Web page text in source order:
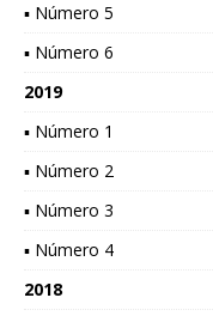
▪ Número 5
▪ Número 6
2019
▪ Número 1
▪ Número 2
▪ Número 3
▪ Número 4
2018